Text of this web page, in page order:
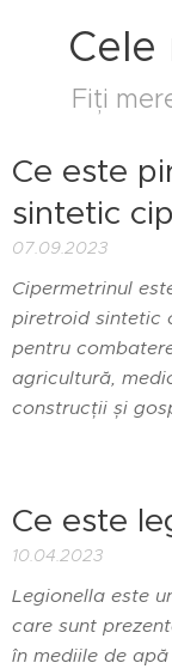
Cele
Fiți
Ce este
sintetic
07.09.2023
Cipermetrinul
piretroid sintetic
pentru
agricultură,
construcții și
Ce este
10.04.2023
Legionella este
care sunt
în mediile de